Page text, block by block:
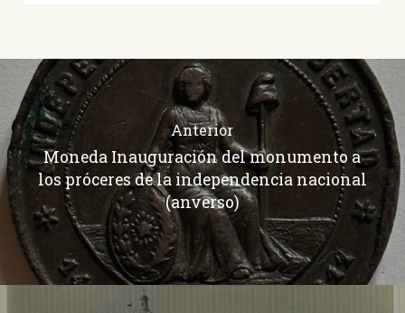
Anterior
Moneda Inauguración del monumento a
los próceres de la independencia nacional
(anverso)